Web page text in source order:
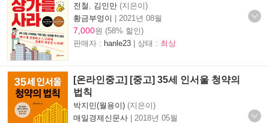
전철 김인만 (지은이)
황금부엉이 | 2021년 08월
7,000원 (58% 할인)
판매자 : hanle23 | 상태 : 최상
[온라인중고] [중고] 35세 인서울 청약의
법칙
박지민(월용이) (지은이)
매일경제신문사 | 2018년 05월